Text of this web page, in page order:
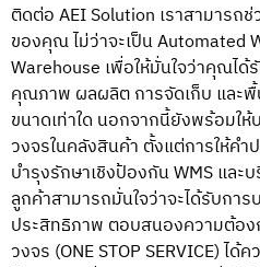
ติดต่อ AEI Solution เราสามารถช่
ของคุณ ไม่ว่าจะเป็นAutomated
Warehouse เพื่อให้มั่นใจว่าคุณไ
คุณภาพ ผลผลิต การจัดเก็บ และ
ขนาดเท่าใด นอกจากนี้ยังพร้อมให้
วงจรในคลังสินค้า ตั้งแต่การให้ค
บำรุงรักษาเชิงป้องกัน WMS และ
ลูกค้าสามารถมั่นใจว่าจะได้รับกา
ประสิทธิภาพ ตอบสนองความต้อง
วงจร (ONE STOP SERVICE) ได้